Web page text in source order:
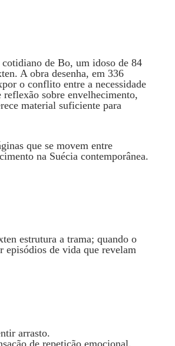
de Bo, um idoso de 84
A obra desenha, em 336
o conflito entre a necessidade
sobre envelhecimento,
material suficiente para
que se movem entre
na Suécia contemporânea.
estrutura a trama; quando o
de vida que revelam
arrasto.
de repetição emocional.